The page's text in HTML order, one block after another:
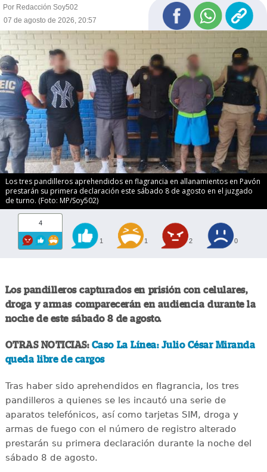
Por Redacción Soy502
07 de agosto de 2026, 20:57
Los tres pandilleros aprehendidos en flagrancia en allanamientos en Pavón
prestarán su primera declaración este sábado 8 de agosto en el juzgado
de turno. (Foto: MP/Soy502)
4
1 1 2 0
Los pandilleros capturados en prisión con celulares,
droga y armas comparecerán en audiencia durante la
noche de este sábado 8 de agosto.
OTRAS NOTICIAS: Caso La Línea: Julio César Miranda
queda libre de cargos
Tras haber sido aprehendidos en flagrancia, los tres
pandilleros a quienes se les incautó una serie de
aparatos telefónicos, así como tarjetas SIM, droga y
armas de fuego con el número de registro alterado
prestarán su primera declaración durante la noche del
sábado 8 de agosto.